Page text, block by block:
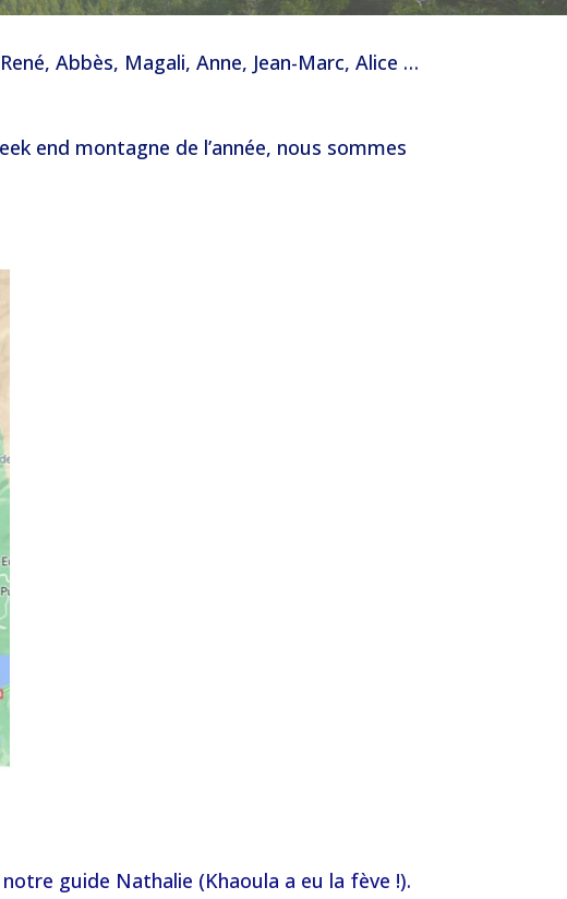
Abbès, Magali, Anne, Jean-Marc, Alice …
end montagne de l’année, nous sommes
guide Nathalie (Khaoula a eu la fève !).